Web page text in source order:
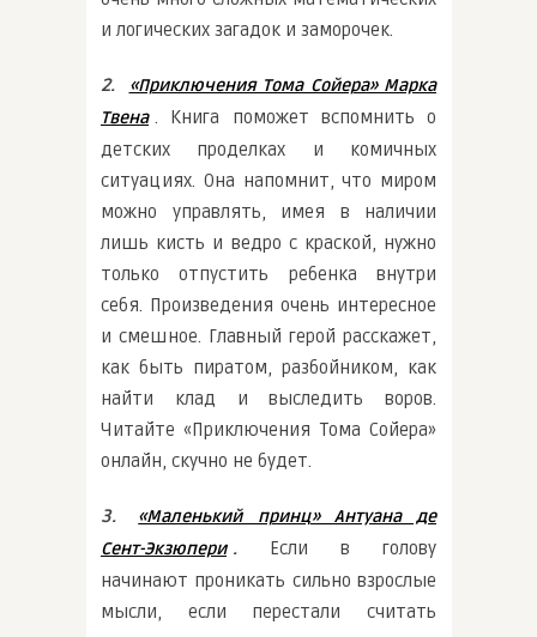
и логических загадок и заморочек.
2.
«Приключения Тома Сойера» Марка
Твена . Книга поможет вспомнить о
детских проделках и комичных
ситуациях. Она напомнит, что миром
можно управлять, имея в наличии
лишь кисть и ведро с краской, нужно
только отпустить ребенка внутри
себя. Произведения очень интересное
и смешное. Главный герой расскажет,
как быть пиратом, разбойником, как
найти клад и выследить воров.
Читайте «Приключения Тома Сойера»
онлайн, скучно не будет.
3.
«Маленький принц» Антуана де
Сент-Экзюпери . Если в голову
начинают проникать сильно взрослые
мысли, если перестали считать